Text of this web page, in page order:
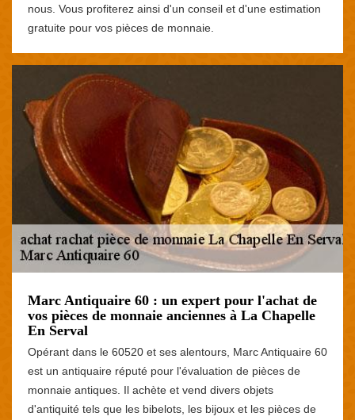
nous. Vous profiterez ainsi d'un conseil et d'une estimation
gratuite pour vos pièces de monnaie.
Marc Antiquaire 60 : un expert pour l'achat de
vos pièces de monnaie anciennes à La Chapelle
En Serval
Opérant dans le 60520 et ses alentours, Marc Antiquaire 60
est un antiquaire réputé pour l'évaluation de pièces de
monnaie antiques. Il achète et vend divers objets
d'antiquité tels que les bibelots, les bijoux et les pièces de